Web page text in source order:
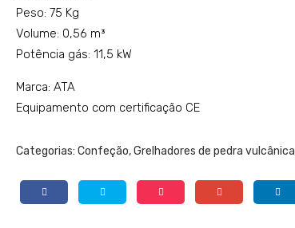
Peso: 75 Kg
Volume: 0,56 m³
Potência gás: 11,5 kW
Marca: ATA
Equipamento com certificação CE
Categorias: Confeção,Grelhadores de pedra vulcânica